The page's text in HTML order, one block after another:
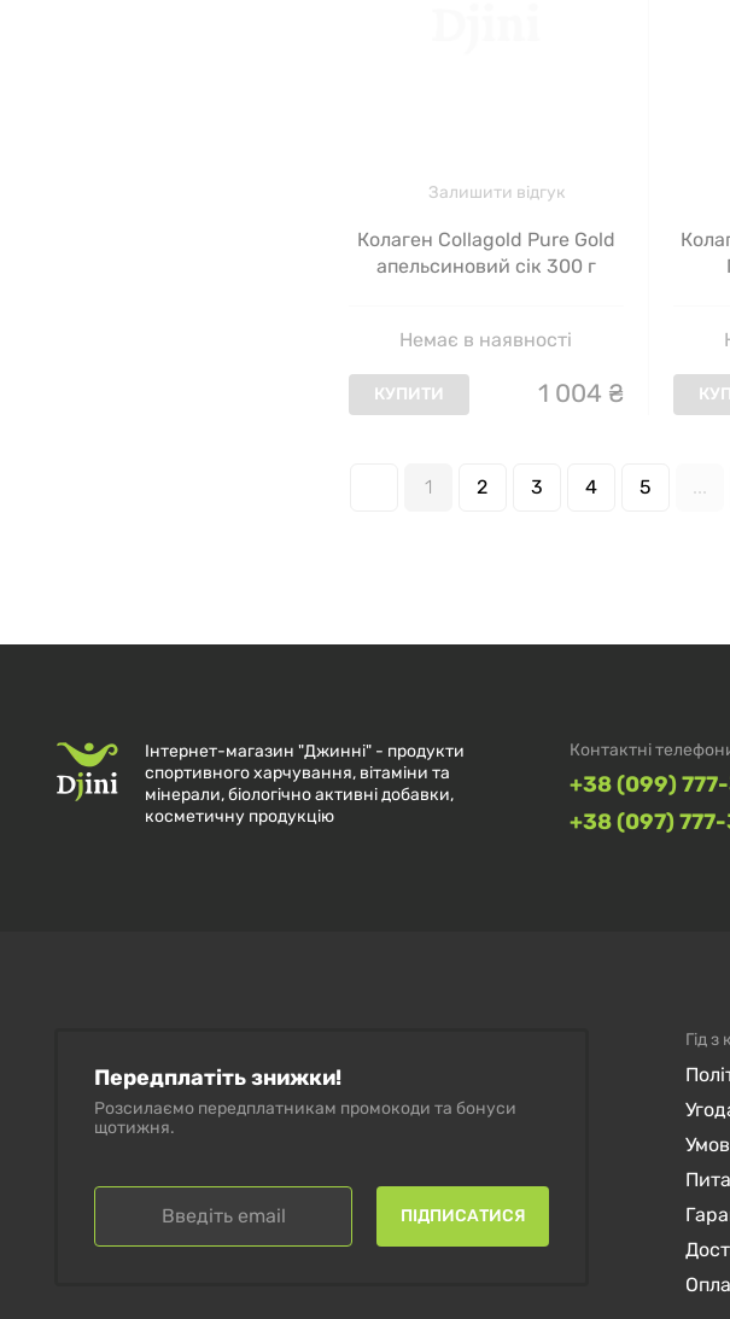
Залишити відгук
Колаген Collagold Pure Gold
апельсиновий сік 300 г
Немає в наявності
КУПИТИ 1 004 ₴
1 2 3 4 5 ...
Інтернет-магазин "Джинні" - продукти
спортивного харчування, вітаміни та
мінерали, біологічно активні добавки,
косметичну продукцію
Контактні
+38 (099)
+38 (097)
Передплатіть знижки!
Розсилаємо передплатникам промокоди та бонуси
щотижня.
ПІДПИСАТИСЯ
Гід з